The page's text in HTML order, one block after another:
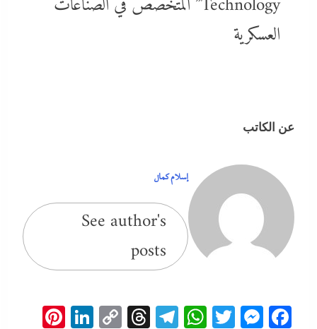
العسكرية
عن الكاتب
إسلام كمال
See author's
posts
Facebook
Messenger
Twitter
WhatsApp
Telegram
Threads
Copy